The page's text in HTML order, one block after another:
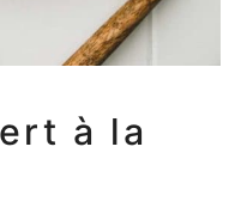
à la